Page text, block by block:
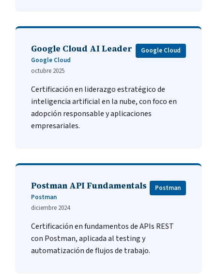
Google Cloud AI Leader
Google Cloud
octubre 2025
Google Cloud
Certificación en liderazgo estratégico de
inteligencia artificial en la nube, con foco en
adopción responsable y aplicaciones
empresariales.
Postman API Fundamentals
Postman
diciembre 2024
Postman
Certificación en fundamentos de APIs REST
con Postman, aplicada al testing y
automatización de flujos de trabajo.